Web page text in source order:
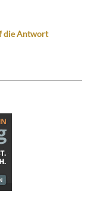
die Antwort